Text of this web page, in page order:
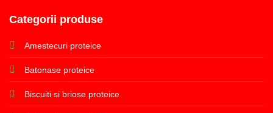
Categorii produse
Amestecuri proteice
Batonase proteice
Biscuiti si briose proteice